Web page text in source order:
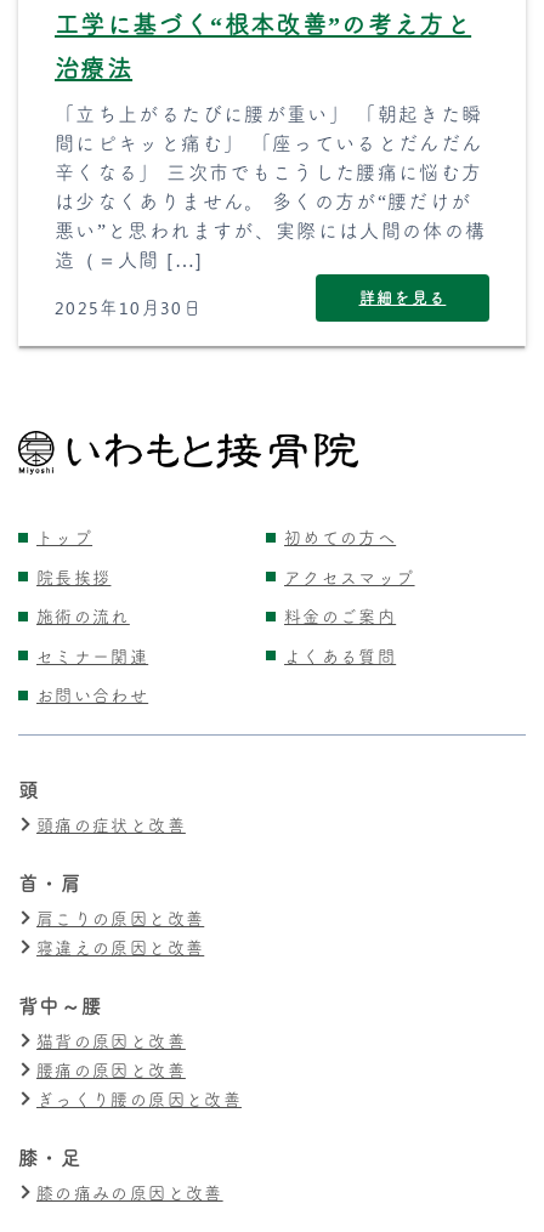
工学に基づく“根本改善”の考え方と
治療法
「立ち上がるたびに腰が重い」 「朝起きた瞬
間にピキッと痛む」 「座っているとだんだん
辛くなる」 三次市でもこうした腰痛に悩む方
は少なくありません。 多くの方が“腰だけが
悪い”と思われますが、実際には人間の体の構
造（＝人間 […]
2025年10月30日 詳細を見る
トップ
初めての方へ
院長挨拶
アクセスマップ
施術の流れ
料金のご案内
セミナー関連
よくある質問
お問い合わせ
頭
頭痛の症状と改善
首・肩
肩こりの原因と改善
寝違えの原因と改善
背中～腰
猫背の原因と改善
腰痛の原因と改善
ぎっくり腰の原因と改善
膝・足
膝の痛みの原因と改善